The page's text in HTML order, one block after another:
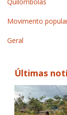
Movimento
Geral
Últimas